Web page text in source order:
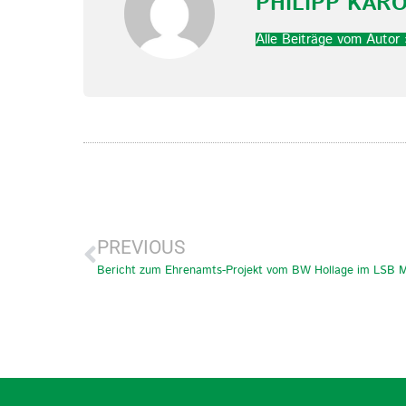
Alle Beiträge vom Autor
PREVIOUS
Bericht zum Ehrenamts-Projekt vom BW Hollage im LSB